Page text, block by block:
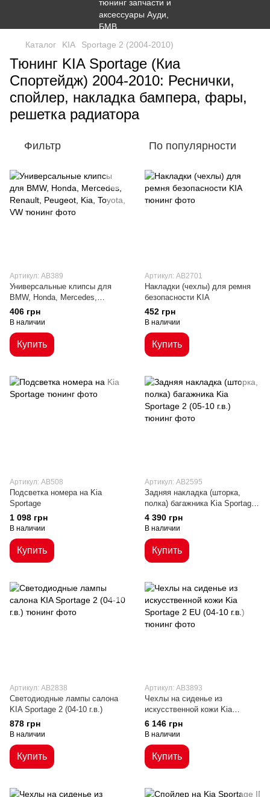
Каталог KIA Sportage 2 (2004-2010)
Тюнинг KIA Sportage (Киа
Спортейдж) 2004-2010: Реснички,
спойлер, накладка бампера, фары,
решетка радиатора
Фильтр По популярности
Артикул: AB389
Универсальные клипсы для
BMW, Honda, Mercedes,
Renault, Peugeot, Kia, Toyota,
VW
406 грн
В наличии
Купить
Артикул: AB2701
Накладки (чехлы) для ремня
безопасности KIA
452 грн
В наличии
Купить
Артикул: AB508
Подсветка номера на Kia
Sportage
1 098 грн
В наличии
Купить
Артикул: AB2595
Задняя накладка (шторка,
полка) багажника Kia Sportage
2 (05-10 г.в.)
4 390 грн
В наличии
Купить
Артикул: AB2838
Светодиодные лампы салона
KIA Sportage 2 (04-10 г.в.)
878 грн
В наличии
Купить
Артикул: AB3893
Чехлы на сиденье из
искусственной кожи Kia
Sportage 2 EU (04-10 г.в.)
6 146 грн
В наличии
Купить